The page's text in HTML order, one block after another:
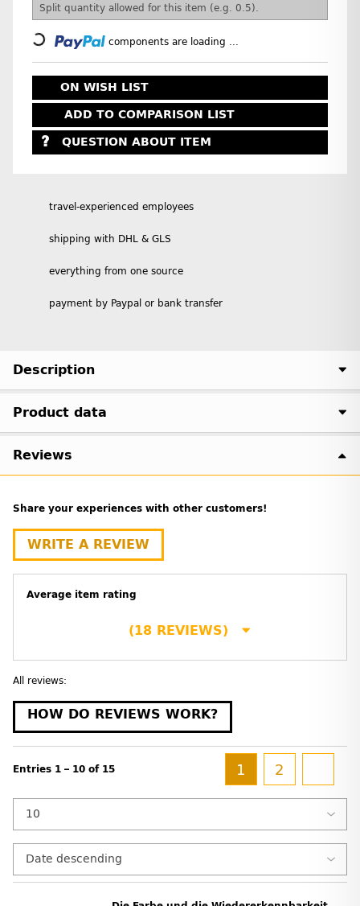
x
Split quantity allowed for this item (e.g. 0.5).
Loading... components are loading ...
ON WISH LIST
ADD TO COMPARISON LIST
QUESTION ABOUT ITEM
travel-experienced employees
shipping with DHL & GLS
everything from one source
payment by Paypal or bank transfer
Description
Product data
Reviews
Average item rating
(18 REVIEWS)
Share your experiences with other customers!
WRITE A REVIEW
All reviews:
HOW DO REVIEWS WORK?
Entries 1 – 10 of 15 1 2